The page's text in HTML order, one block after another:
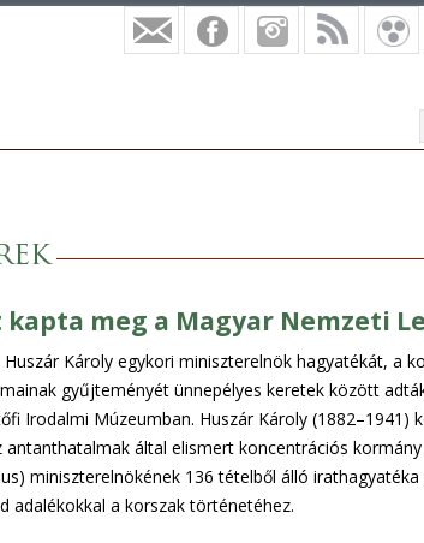
meg a Magyar Nemzeti
Huszár Károly egykori miniszterelnök hagyatékát, a
gyűjteményét ünnepélyes keretek között
Irodalmi Múzeumban. Huszár Károly (1882–1941)
antanthatalmak által elismert koncentrációs
miniszterelnökének 136 tételből álló
adalékokkal a korszak történetéhez.